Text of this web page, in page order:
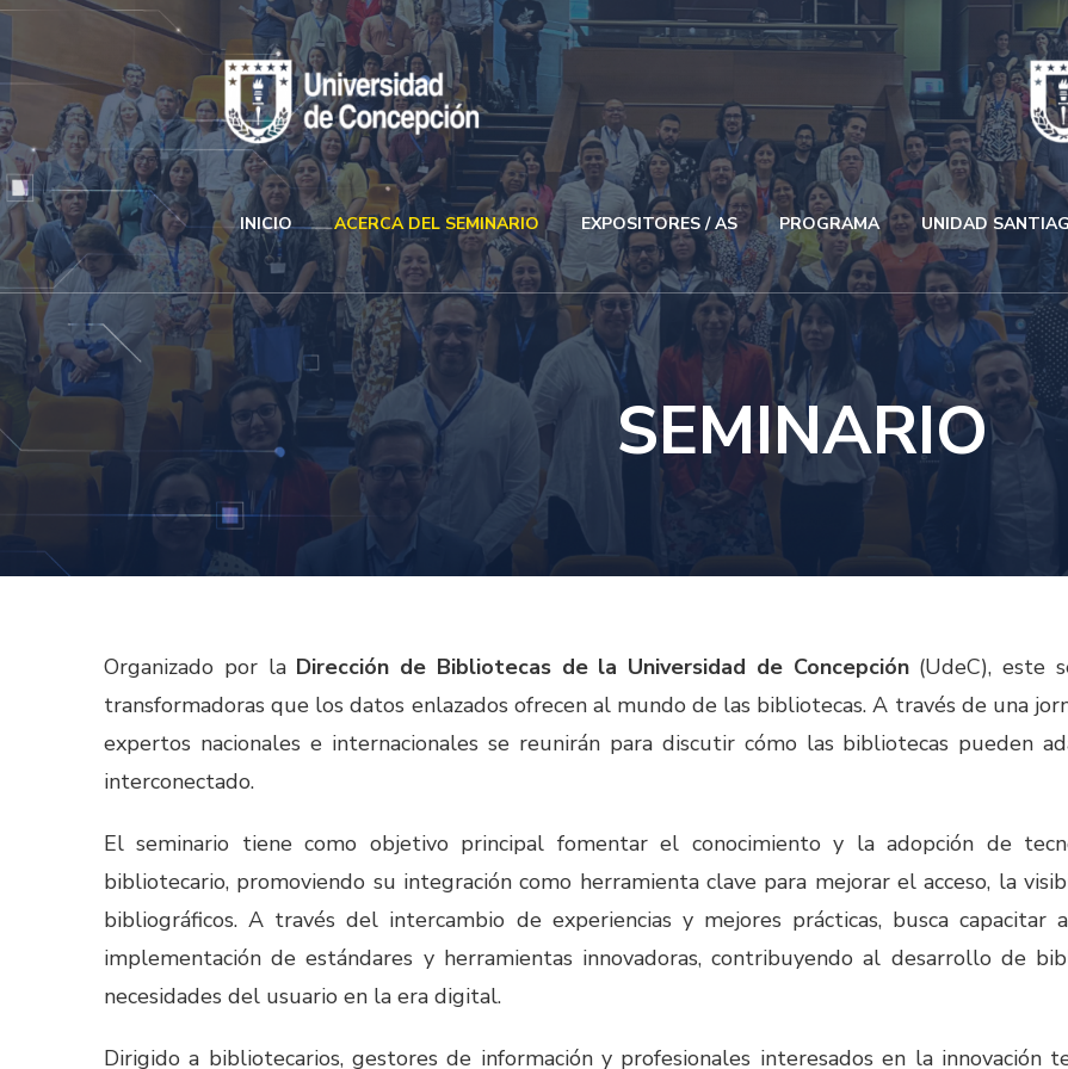
INICIO ACERCA DEL SEMINARIO EXPOSITORES / AS PROGRAMA UNIDAD
SEMINARIO
Organizado por la Dirección de Bibliotecas de la Universidad de Concepción (UdeC), este
transformadoras que los datos enlazados ofrecen al mundo de las bibliotecas. A través de una
expertos nacionales e internacionales se reunirán para discutir cómo las bibliotecas pueden
interconectado.
El seminario tiene como objetivo principal fomentar el conocimiento y la adopción de
bibliotecario, promoviendo su integración como herramienta clave para mejorar el acceso, la
bibliográficos. A través del intercambio de experiencias y mejores prácticas, busca
implementación de estándares y herramientas innovadoras, contribuyendo al desarrollo de
necesidades del usuario en la era digital.
Dirigido a bibliotecarios, gestores de información y profesionales interesados en la innovación